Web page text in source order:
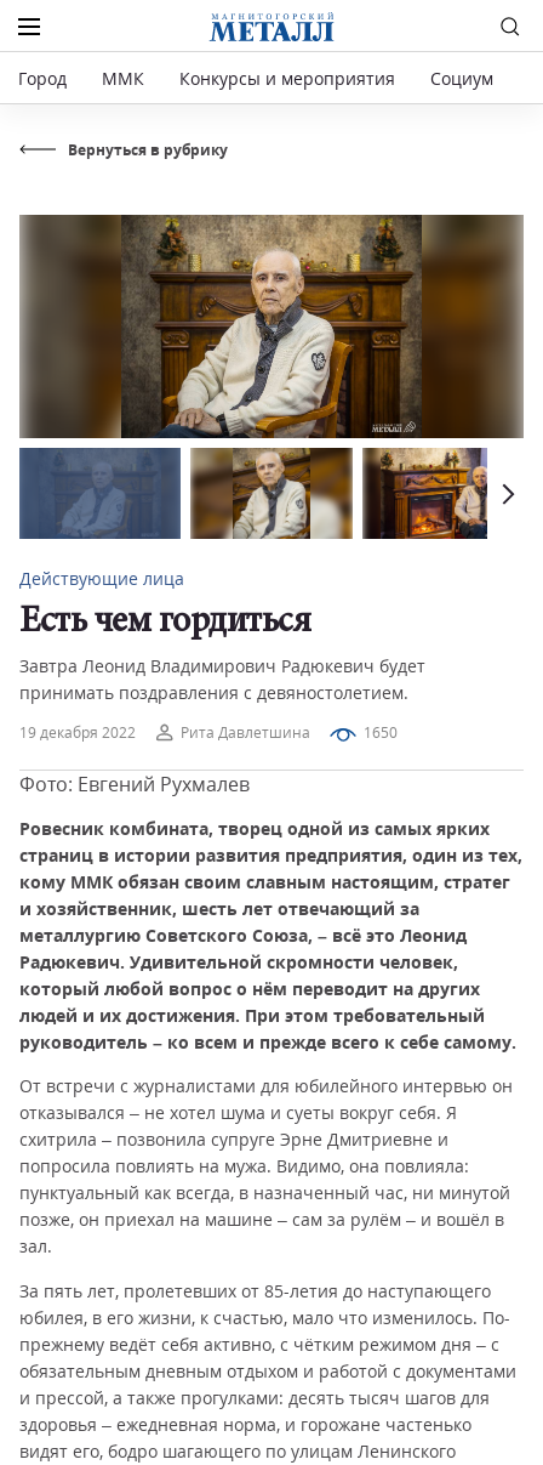
Город ММК Конкурсы и мероприятия Социум
Вернуться в рубрику
19 декабря 2022 Рита Давлетшина 1650
Действующие лица
Есть чем гордиться
Завтра Леонид Владимирович Радюкевич будет
принимать поздравления с девяностолетием.
Фото: Евгений Рухмалев
Ровесник комбината, творец одной из самых ярких
страниц в истории развития предприятия, один из тех,
кому ММК обязан своим славным настоящим, стратег
и хозяйственник, шесть лет отвечающий за
металлургию Советского Союза, – всё это Леонид
Радюкевич. Удивительной скромности человек,
который любой вопрос о нём переводит на других
людей и их достижения. При этом требовательный
руководитель – ко всем и прежде всего к себе самому.
От встречи с журналистами для юбилейного интервью он
отказывался – не хотел шума и суеты вокруг себя. Я
схитрила – позвонила супруге Эрне Дмитриевне и
попросила повлиять на мужа. Видимо, она повлияла:
пунктуальный как всегда, в назначенный час, ни минутой
позже, он приехал на машине – сам за рулём – и вошёл в
зал.
За пять лет, пролетевших от 85-летия до наступающего
юбилея, в его жизни, к счастью, мало что изменилось. По-
прежнему ведёт себя активно, с чётким режимом дня – с
обязательным дневным отдыхом и работой с документами
и прессой, а также прогулками: десять тысяч шагов для
здоровья – ежедневная норма, и горожане частенько
видят его, бодро шагающего по улицам Ленинского